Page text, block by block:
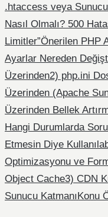
.htaccess veya Sunucu
Nasıl Olmalı? 500
Limitler”Önerilen PHP
Ayarlar Nereden
Üzerinden2) php.ini
Üzerinden (Apache
Üzerinden Bellek
Hangi Durumlarda
Etmesin Diye
Optimizasyonu ve
Object Cache3) CDN
Sunucu Katmanı Konu